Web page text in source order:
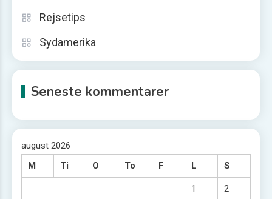
Rejsetips
Sydamerika
Seneste kommentarer
august 2026
M
Ti O To F L S
1 2